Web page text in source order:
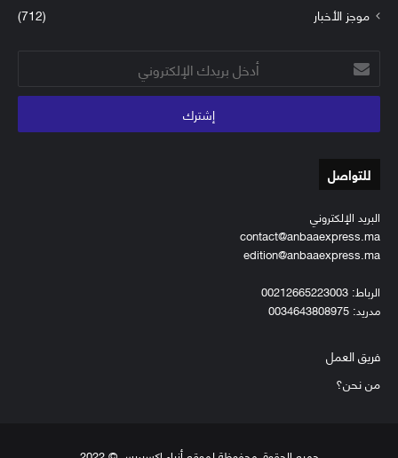
موجز الأخبار
(712)
أدخل
بريدك
الإلكتروني
للتواصل
البريد الإلكتروني
contact@anbaaexpress.ma
edition@anbaaexpress.ma
الرباط: 00212665223003
مدريد: 0034643808975
فريق العمل
من نحن؟